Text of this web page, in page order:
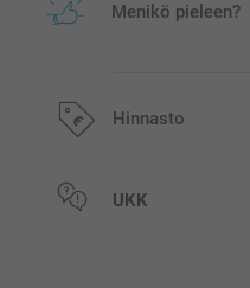
Menikö pieleen?
Hinnasto
Kaikki hinnat ovat
UKK